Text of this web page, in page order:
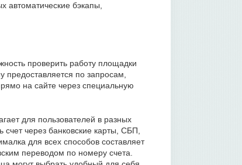
автоматические бэкапы,
проверить работу площадки
предоставляется по запросам,
на сайте через специальную
для пользователей в разных
через банковские карты, СБП,
для всех способов составляет
переводом по номеру счета.